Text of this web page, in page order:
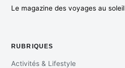
Le magazine des voyages au soleil
RUBRIQUES
Activités & Lifestyle